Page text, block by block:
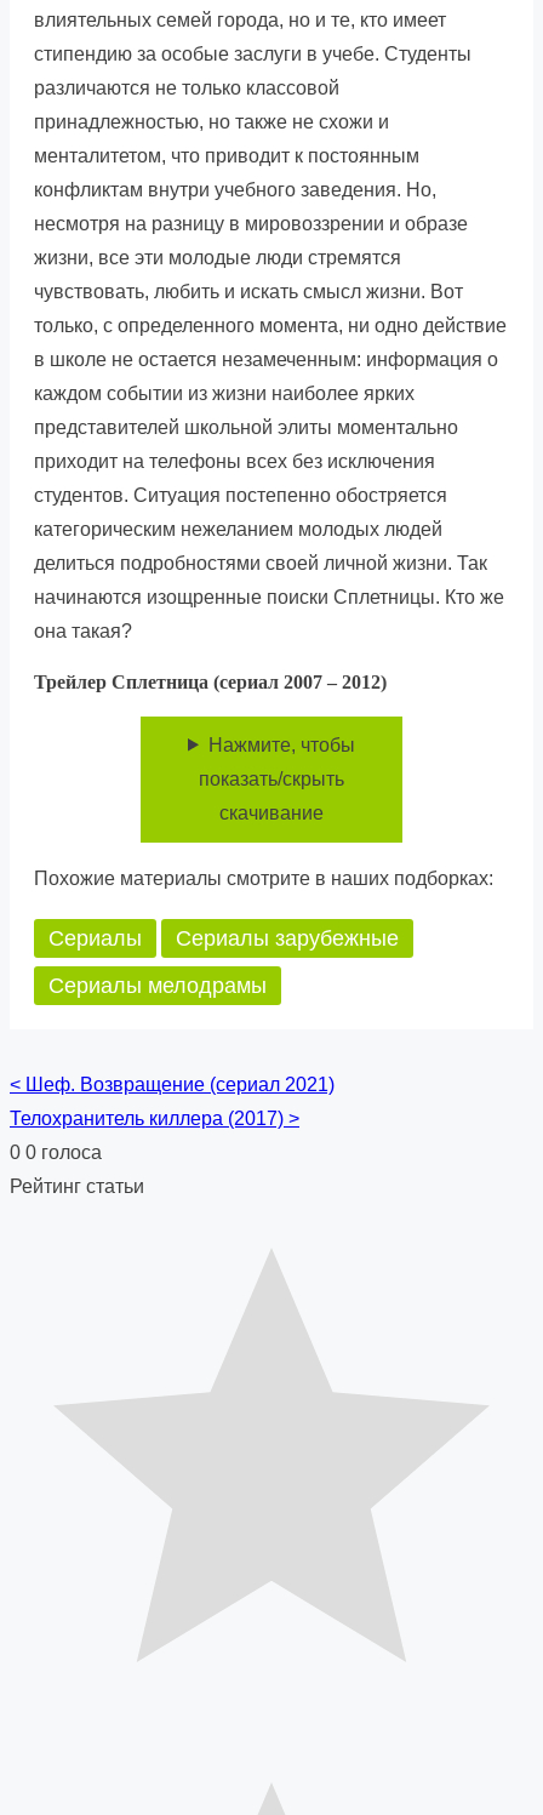
влиятельных семей города, но и те, кто имеет
стипендию за особые заслуги в учебе. Студенты
различаются не только классовой
принадлежностью, но также не схожи и
менталитетом, что приводит к постоянным
конфликтам внутри учебного заведения. Но,
несмотря на разницу в мировоззрении и образе
жизни, все эти молодые люди стремятся
чувствовать, любить и искать смысл жизни. Вот
только, с определенного момента, ни одно действие
в школе не остается незамеченным: информация о
каждом событии из жизни наиболее ярких
представителей школьной элиты моментально
приходит на телефоны всех без исключения
студентов. Ситуация постепенно обостряется
категорическим нежеланием молодых людей
делиться подробностями своей личной жизни. Так
начинаются изощренные поиски Сплетницы. Кто же
она такая?
Трейлер Сплетница (сериал 2007 – 2012)
Нажмите, чтобы
показать/скрыть
скачивание
Похожие материалы смотрите в наших подборках:
Сериалы
Сериалы зарубежные
Сериалы мелодрамы
Posts
navigation
< Шеф. Возвращение (сериал 2021)
Телохранитель киллера (2017) >
0 0 голоса
Рейтинг статьи